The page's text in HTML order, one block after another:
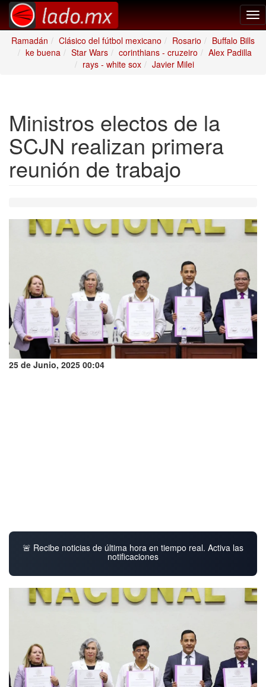
Ramadán
Clásico del fútbol mexicano Rosario
Buffalo Bills
ke buena
Star Wars corinthians - cruzeiro
Alex Padilla
rays - white sox
Javier Milei
Ministros electos de la
SCJN realizan primera
reunión de trabajo
25 de Junio, 2025 00:04
🚨 Recibe noticias de última hora en tiempo real. Activa las
notificaciones